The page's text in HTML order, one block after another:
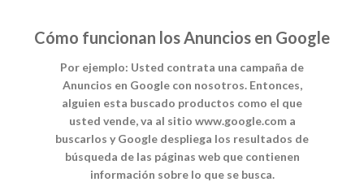
Cómo funcionan los Anuncios en Google
Por ejemplo: Usted contrata una campaña de
Anuncios en Google con nosotros. Entonces,
alguien esta buscado productos como el que
usted vende, va al sitio www.google.com a
buscarlos y Google despliega los resultados de
búsqueda de las páginas web que contienen
información sobre lo que se busca.